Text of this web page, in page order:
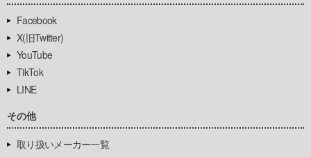
Facebook
X(旧Twitter)
YouTube
TikTok
LINE
その他
取り扱いメーカー一覧